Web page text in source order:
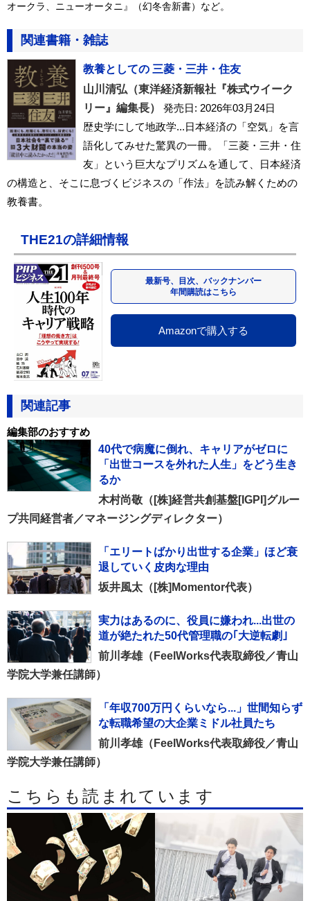
オークラ、ニューオータニ』（幻冬舎新書）など。
関連書籍・雑誌
教養としての 三菱・三井・住友
山川清弘（東洋経済新報社『株式ウイーク
リー』編集長）
発売日: 2026年03月24日
歴史学にして地政学...日本経済の「空気」を言
語化してみせた驚異の一冊。「三菱・三井・住
友」という巨大なプリズムを通して、日本経済
の構造と、そこに息づくビジネスの「作法」を読み解くための
教養書。
THE21の詳細情報
最新号、目次、バックナンバー
年間購読はこちら
Amazonで購入する
関連記事
編集部のおすすめ
40代で病魔に倒れ、キャリアがゼロに
「出世コースを外れた人生」をどう生き
るか
木村尚敬（[株]経営共創基盤[IGPI]グルー
プ共同経営者／マネージングディレクター）
「エリートばかり出世する企業」ほど衰
退していく皮肉な理由
坂井風太（[株]Momentor代表）
実力はあるのに、役員に嫌われ...出世の
道が絶たれた50代管理職の｢大逆転劇｣
前川孝雄（FeelWorks代表取締役／青山
学院大学兼任講師）
「年収700万円くらいなら...」世間知らず
な転職希望の大企業ミドル社員たち
前川孝雄（FeelWorks代表取締役／青山
学院大学兼任講師）
こちらも読まれています